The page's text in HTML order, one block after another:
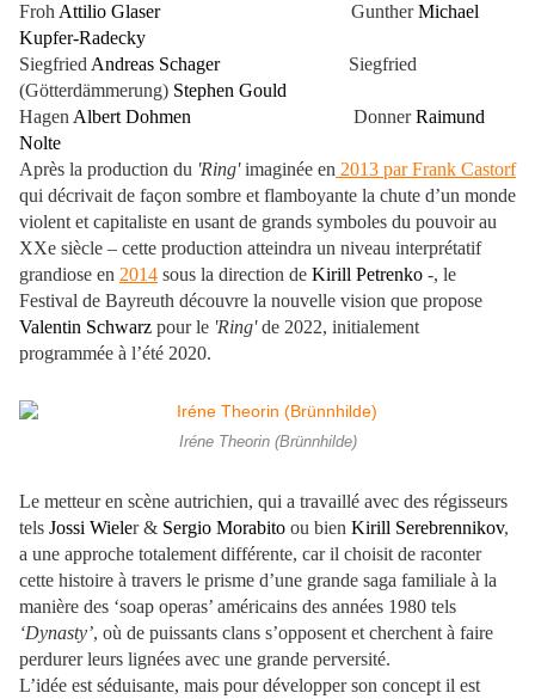
Froh Attilio Glaser GuntherMichael
Kupfer-Radecky
Siegfried Andreas Schager
Siegfried
(Götterdämmerung) Stephen Gould
Hagen Albert Dohmen DonnerRaimund
Nolte
Après la production du 'Ring'imaginée en 2013 parFrank Castorf
qui décrivait de façon sombre et flamboyante la chute d’un monde
violent et capitaliste en usant de grands symboles du pouvoir au
XXe siècle – cette production atteindra un niveau interprétatif
grandiose en 2014 sous la direction de Kirill Petrenko -, le
Festival de Bayreuth découvre la nouvelle vision que propose
Valentin Schwarz pour le 'Ring'de 2022, initialement
programmée à l’été 2020.
Iréne Theorin (Brünnhilde)
Le metteur en scène autrichien, qui a travaillé avec des régisseurs
tels Jossi Wieler & Sergio Morabito ou bien Kirill Serebrennikov,
a une approche totalement différente, car il choisit de raconter
cette histoire à travers le prisme d’une grande saga familiale à la
manière des ‘soap operas’ américains des années 1980 tels
‘Dynasty’, où de puissants clans s’opposent et cherchent à faire
perdurer leurs lignées avec une grande perversité.
L’idée est séduisante, mais pour développer son concept il est